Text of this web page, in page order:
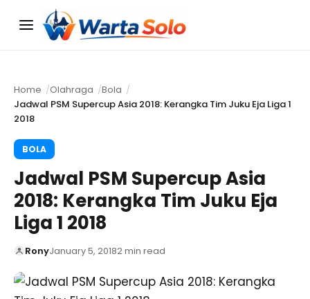
Menu
Home Olahraga
Bola
Jadwal PSM Supercup Asia 2018: Kerangka Tim Juku Eja Liga 1
2018
BOLA
Jadwal PSM Supercup Asia
2018: Kerangka Tim Juku Eja
Liga 1 2018
RonyJanuary 5, 20182 min read